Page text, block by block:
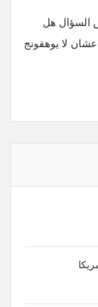
السؤال هل
عشان لا يوهقونج